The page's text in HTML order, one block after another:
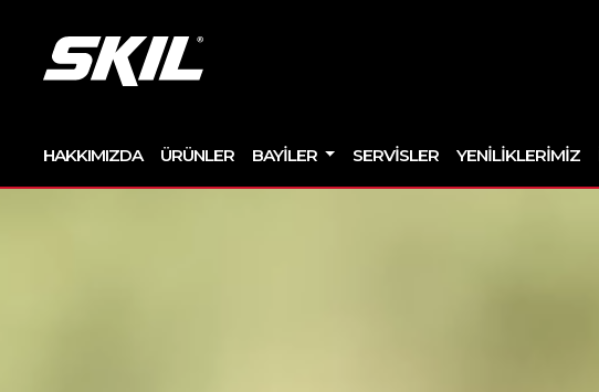
HAKKIMIZDA ÜRÜNLER BAYILER SERVISLER YENILIKLERIMIZ